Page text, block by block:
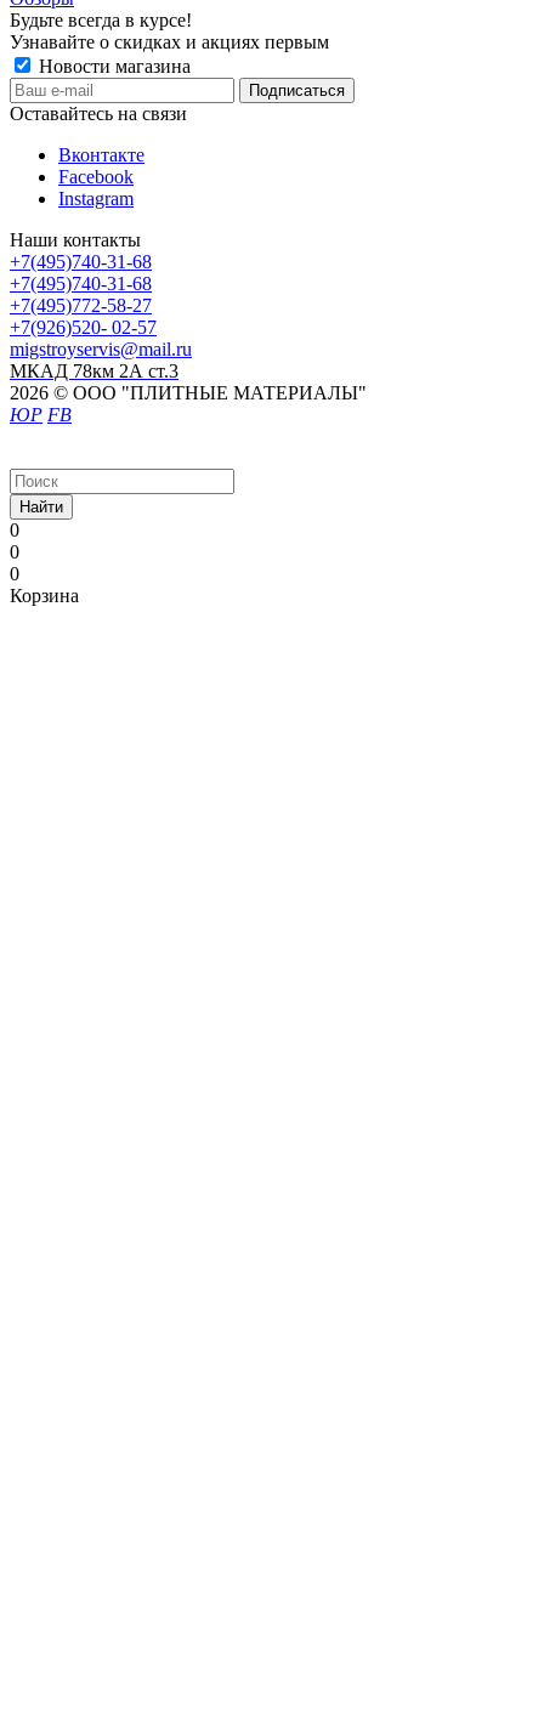
Будьте всегда в курсе!
Узнавайте о скидках и акциях первым
Новости магазина
Оставайтесь на связи
Вконтакте
Facebook
Instagram
Наши контакты
+7(495)740-31-68
+7(495)740-31-68
+7(495)772-58-27
+7(926)520- 02-57
migstroyservis@mail.ru
МКАД 78км 2А ст.3
2026 © ООО "ПЛИТНЫЕ МАТЕРИАЛЫ"
ЮР FB
Найти
0
0
0
Корзина